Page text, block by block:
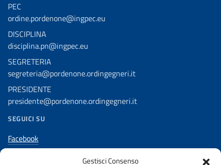
Gestisci Consenso
PEC
ordine.pordenone@ingpec.eu
DISCIPLINA
disciplina.pn@ingpec.eu
SEGRETERIA
segreteria@pordenone.ordingegneri.it
PRESIDENTE
presidente@pordenone.ordingegneri.it
SEGUICI SU
Facebook